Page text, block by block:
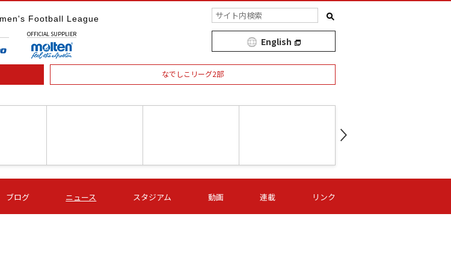
Football League
OFFICIAL SUPPLIER
English
なでしこリーグ2部
(土) 16:00
Ｆ いちご
-
第16節 09/06 (日) 15:00
-
第16節 09/06 (日) 15:00
- -
ブログ ニュース スタジアム 動画 連載 リンク